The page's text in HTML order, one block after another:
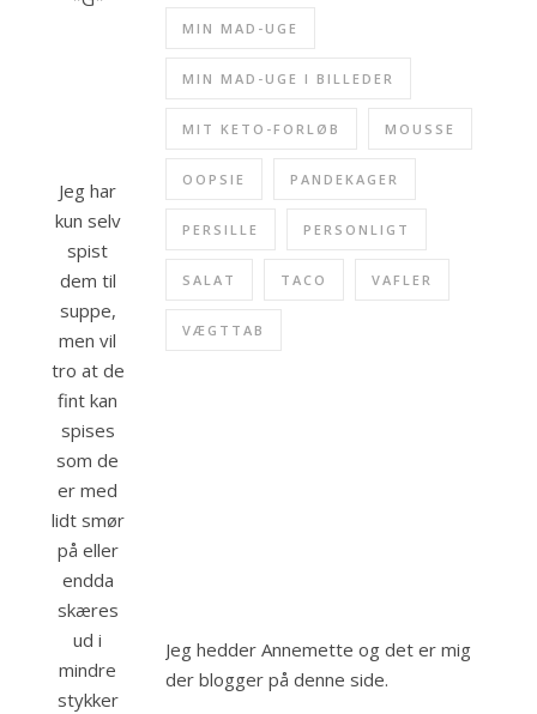
Jeg har
kun selv
spist
dem til
suppe,
men vil
tro at de
fint kan
spises
som de
er med
lidt smør
på eller
endda
skæres
ud i
mindre
stykker
MIN MAD-UGE
MIN MAD-UGE I BILLEDER
MIT KETO-FORLØB MOUSSE
OOPSIE PANDEKAGER
PERSILLE PERSONLIGT
SALAT TACO VAFLER
VÆGTTAB
Jeg hedder Annemette og det er mig
der blogger på denne side.